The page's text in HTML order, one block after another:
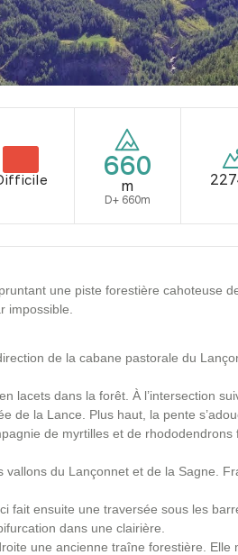
660
m
D+ 660m
une piste forestière cahoteuse
impossible.
de la cabane pastorale du
lacets dans la forêt. À l’intersection
de la Lance. Plus haut, la pente
de myrtilles et de
du Lançonnet et de la Sagne.
fait ensuite une traversée sous les
dans une clairière.
une ancienne traîne forestière. Elle